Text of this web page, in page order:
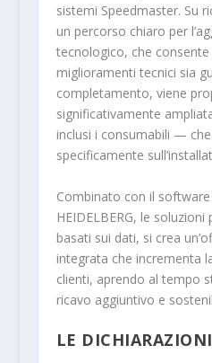
sistemi Speedmaster. Su
un percorso chiaro per
tecnologico, che
miglioramenti tecnici sia
completamento, viene
significativamente
inclusi i consumabili —
specificamente
Combinato con il
HEIDELBERG, le
basati sui dati, si crea
integrata che incrementa
clienti, aprendo al tempo
ricavo aggiuntivo e
LE DICHIARAZIONI